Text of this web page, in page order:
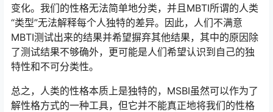
变化。我们的性格无法简单地分类，并且MBTI所谓的人类
“类型”无法解释每个人独特的差异。因此，人们不满意
MBTI测试出来的结果并希望摒弃其他结果，其中的原因除
了测试结果不够确外，更可能是人们希望认识到自己的独
特性和不可分类性。
总之，人类的性格本质上是独特的，MSBI虽然可以作为了
解性格方式的一种工具，但它并不能真正地将我们的性格